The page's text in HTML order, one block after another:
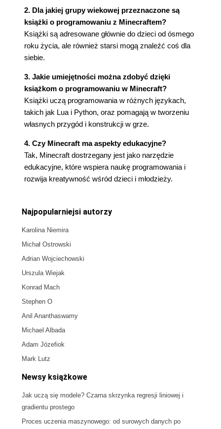
2. Dla jakiej grupy wiekowej przeznaczone są
książki o programowaniu z Minecraftem?
Książki są adresowane głównie do dzieci od ósmego
roku życia, ale również starsi mogą znaleźć coś dla
siebie.
3. Jakie umiejętności można zdobyć dzięki
książkom o programowaniu w Minecraft?
Książki uczą programowania w różnych językach,
takich jak Lua i Python, oraz pomagają w tworzeniu
własnych przygód i konstrukcji w grze.
4. Czy Minecraft ma aspekty edukacyjne?
Tak, Minecraft dostrzegany jest jako narzędzie
edukacyjne, które wspiera naukę programowania i
rozwija kreatywność wśród dzieci i młodzieży.
Najpopularniejsi autorzy
Karolina Niemira
Michał Ostrowski
Adrian Wojciechowski
Urszula Wiejak
Konrad Mach
Stephen O
Anil Ananthaswamy
Michael Albada
Adam Józefiok
Mark Lutz
Newsy książkowe
Jak uczą się modele? Czarna skrzynka regresji liniowej i
gradientu prostego
Proces uczenia maszynowego: od surowych danych po